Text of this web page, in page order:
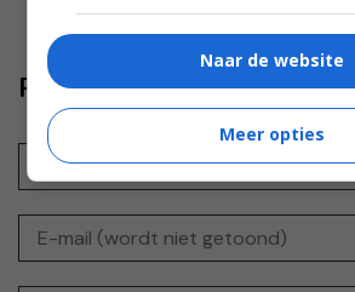
Reageer ook
Naar de website
Meer opties